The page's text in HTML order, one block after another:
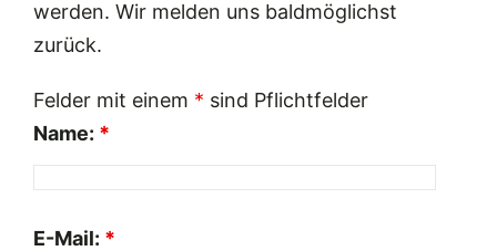
werden. Wir melden uns baldmöglichst
zurück.
Felder mit einem * sind Pflichtfelder
Name: *
E-Mail: *